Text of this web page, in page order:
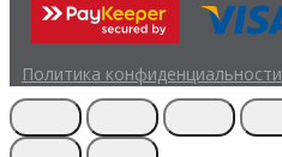
Политика конфиденциальности